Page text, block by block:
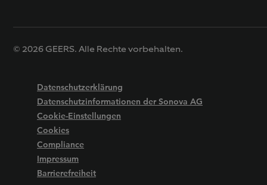
© 2026 GEERS. Alle Rechte vorbehalten.
Datenschutzerklärung
Datenschutzinformationen der Sonova AG
Cookie-Einstellungen
Cookies
Compliance
Impressum
Barrierefreiheit